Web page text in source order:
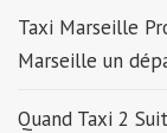
Taxi Marseille
Marseille un
Quand Taxi 2